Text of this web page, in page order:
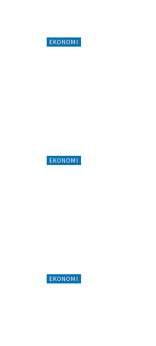
EKONOMI
EKONOMI
EKONOMI